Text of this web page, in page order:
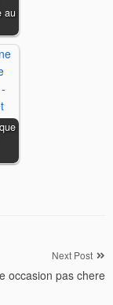
au
Next Post
occasion pas chere